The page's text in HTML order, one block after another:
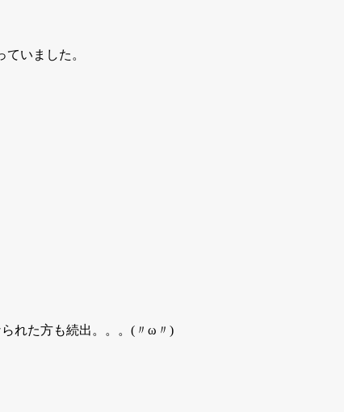
いました。
れた方も続出。。。(〃ω〃)